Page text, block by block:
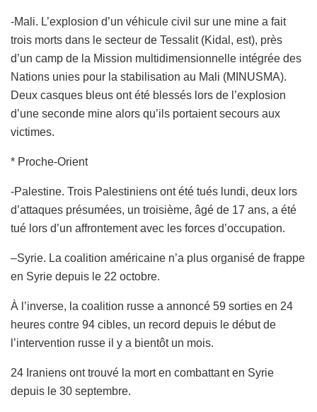
-Mali. L’explosion d’un véhicule civil sur une mine a fait
trois morts dans le secteur de Tessalit (Kidal, est), près
d’un camp de la Mission multidimensionnelle intégrée des
Nations unies pour la stabilisation au Mali (MINUSMA).
Deux casques bleus ont été blessés lors de l’explosion
d’une seconde mine alors qu’ils portaient secours aux
victimes.
* Proche-Orient
-Palestine. Trois Palestiniens ont été tués lundi, deux lors
d’attaques présumées, un troisième, âgé de 17 ans, a été
tué lors d’un affrontement avec les forces d’occupation.
–Syrie. La coalition américaine n’a plus organisé de frappe
en Syrie depuis le 22 octobre.
À l’inverse, la coalition russe a annoncé 59 sorties en 24
heures contre 94 cibles, un record depuis le début de
l’intervention russe il y a bientôt un mois.
24 Iraniens ont trouvé la mort en combattant en Syrie
depuis le 30 septembre.